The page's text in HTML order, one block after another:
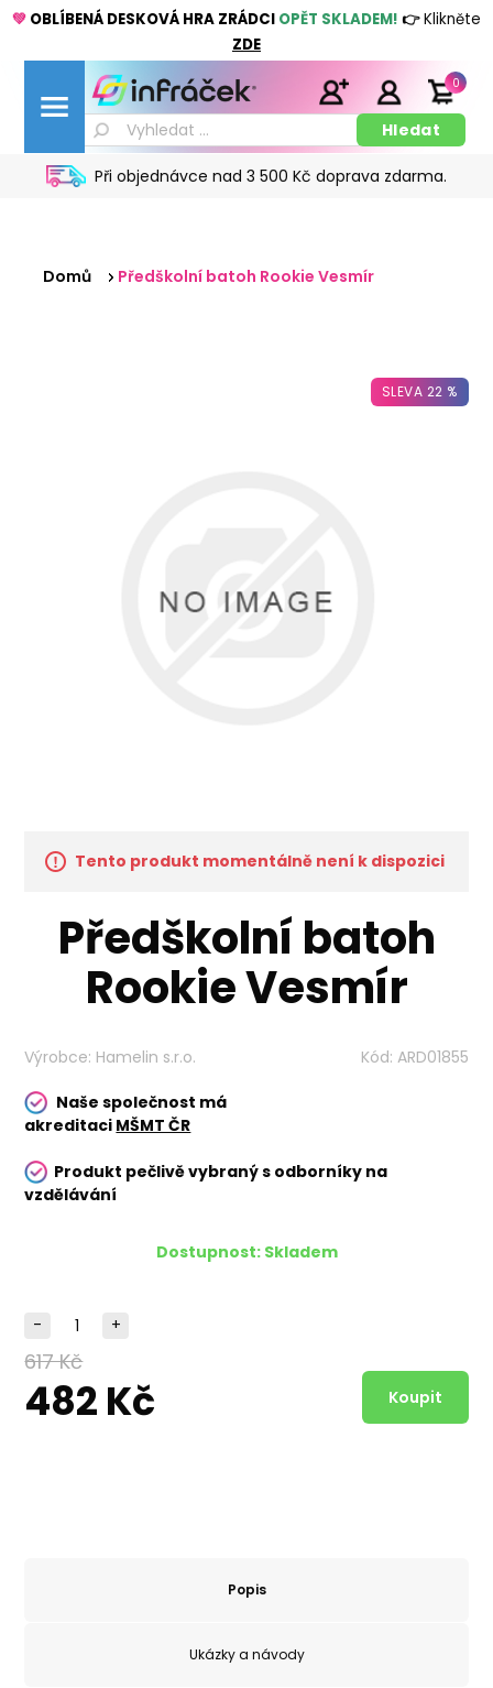
💚 OBLÍBENÁ DESKOVÁ HRA ZRÁDCI OPĚT SKLADEM! 👉Klikněte
ZDE
Při objednávce nad 3 500 Kč doprava zdarma.
0
Domů Předškolní batoh Rookie Vesmír
SLEVA 22 %
Tento produkt momentálně není k dispozici
Předškolní batoh
Rookie Vesmír
Výrobce: Hamelin s.r.o. Kód: ARD01855
Naše společnost má
akreditaci MŠMT ČR
Produkt pečlivě vybraný s odborníky na
vzdělávání
Dostupnost: Skladem
617 Kč
482 Kč
- +
Popis
Ukázky a návody